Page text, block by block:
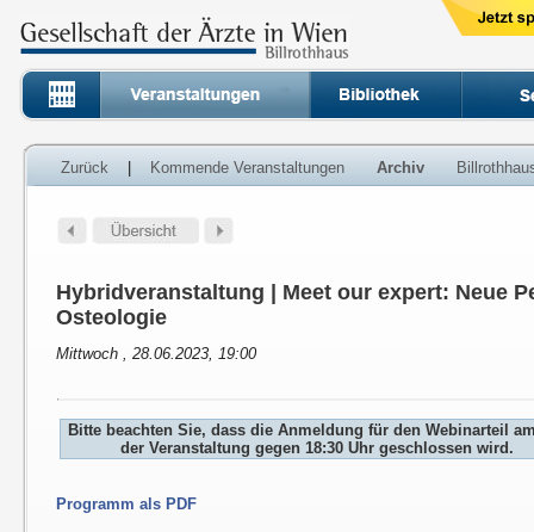
Zurück Kommende Veranstaltungen Archiv
Hybridveranstaltung | Meet our expert: Neue
Osteologie
Mittwoch , 28.06.2023, 19:00
Bitte beachten Sie, dass die Anmeldung für den Webinarteil
der Veranstaltung gegen 18:30 Uhr geschlossen wird.
Programm als PDF